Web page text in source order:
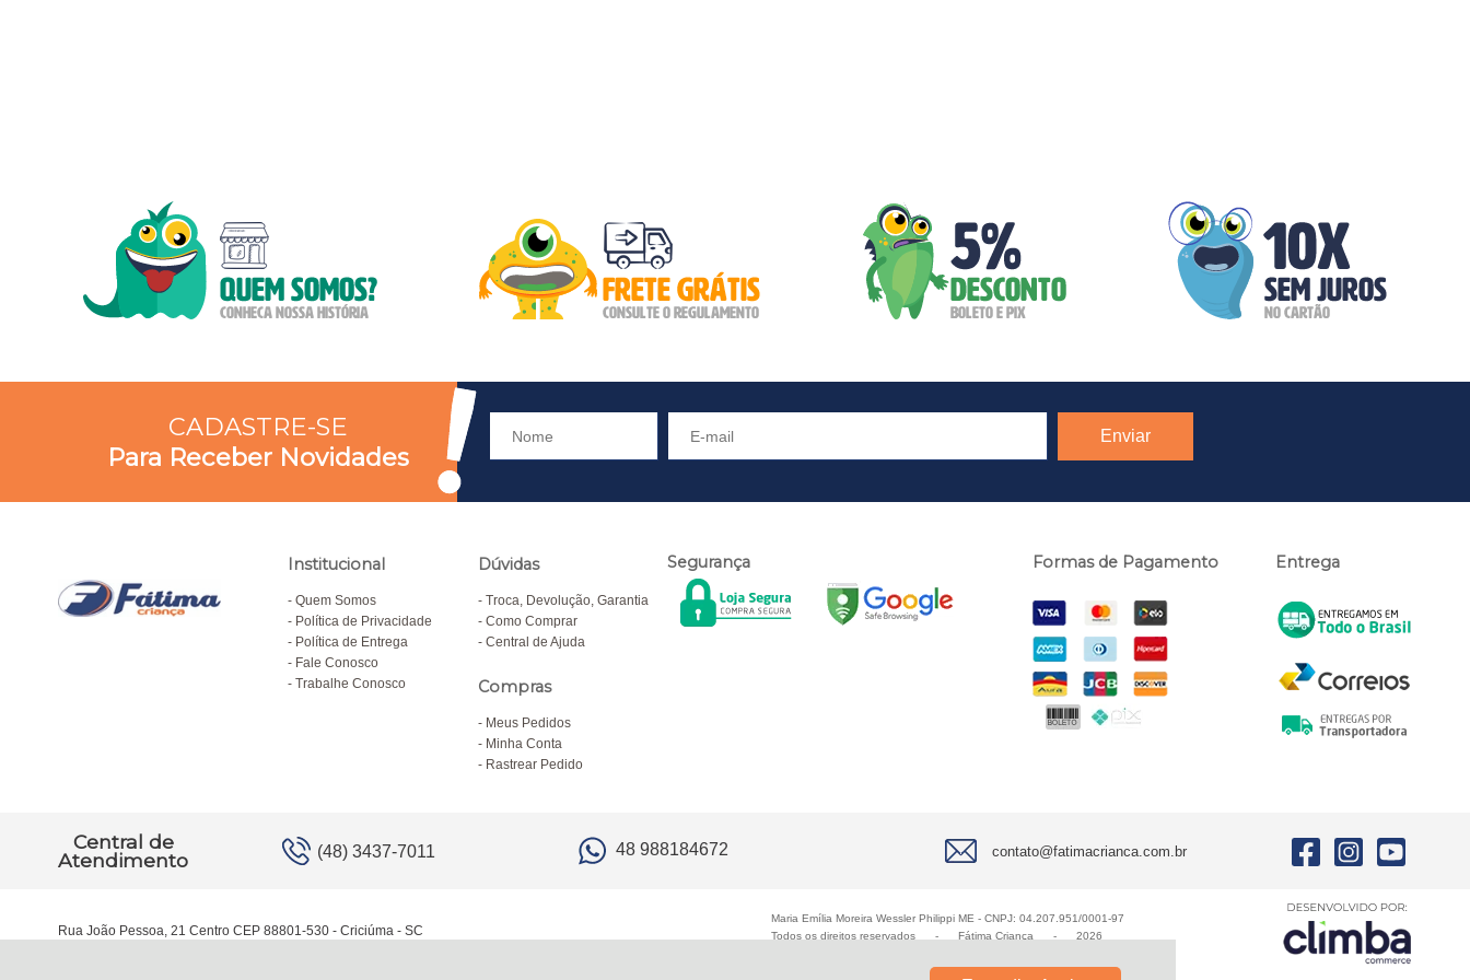
CADASTRE-SE
Para Receber Novidades
Institucional
Quem Somos
Política de Privacidade
Política de Entrega
Fale Conosco
Trabalhe Conosco
Dúvidas
Troca, Devolução, Garantia
Como Comprar
Central de Ajuda
Compras
Meus Pedidos
Minha Conta
Rastrear Pedido
Segurança Formas de Pagamento Entrega
Central de
Atendimento
(48) 3437-7011 48 988184672 contato@fatimacrianca.com.br
Rua João Pessoa, 21 Centro CEP 88801-530 - Criciúma - SC
Maria Emília Moreira Wessler Philippi ME - CNPJ: 04.207.951/0001-97
Todos os direitos reservados
- Fátima Criança - 2026